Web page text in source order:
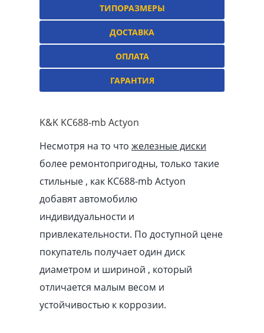
ТИПОРАЗМЕРЫ
ДОСТАВКА
ОПЛАТА
ГАРАНТИЯ
K&K KC688-mb Actyon
Несмотря на то что железные диски
более ремонтопригодны, только такие
стильные , как KC688-mb Actyon
добавят автомобилю
индивидуальности и
привлекательности. По доступной цене
покупатель получает один диск
диаметром и шириной , который
отличается малым весом и
устойчивостью к коррозии.